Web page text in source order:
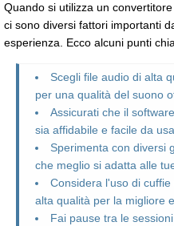
Quando si utilizza un
ci sono diversi fattori importanti
esperienza. Ecco alcuni punti
Scegli file audio di alta
per una qualità del suono
Assicurati che il
sia affidabile e facile da
Sperimenta con diversi
che meglio si adatta alle
Considera l'uso di
alta qualità per la migliore
Fai pause tra le